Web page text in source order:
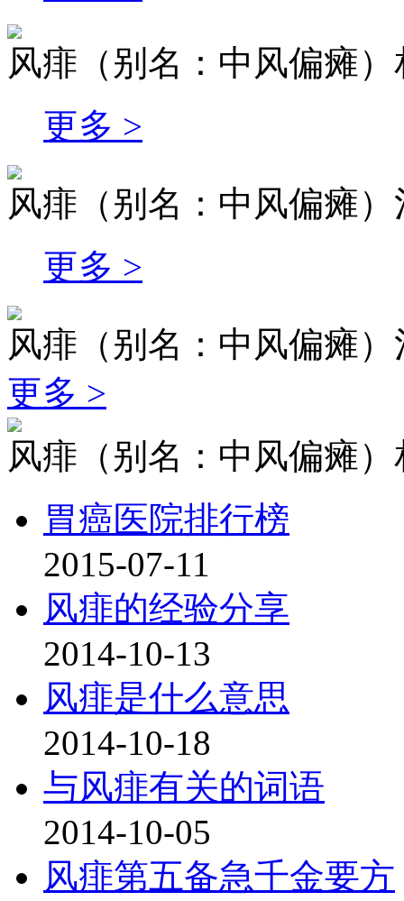
风痱（别名：中风偏瘫
更多 >
风痱（别名：中风偏瘫
更多 >
风痱（别名：中风偏瘫
更多 >
风痱（别名：中风偏瘫
胃癌医院排行榜
2015-07-11
风痱的经验分享
2014-10-13
风痱是什么意思
2014-10-18
与风痱有关的词语
2014-10-05
风痱第五备急千金要方